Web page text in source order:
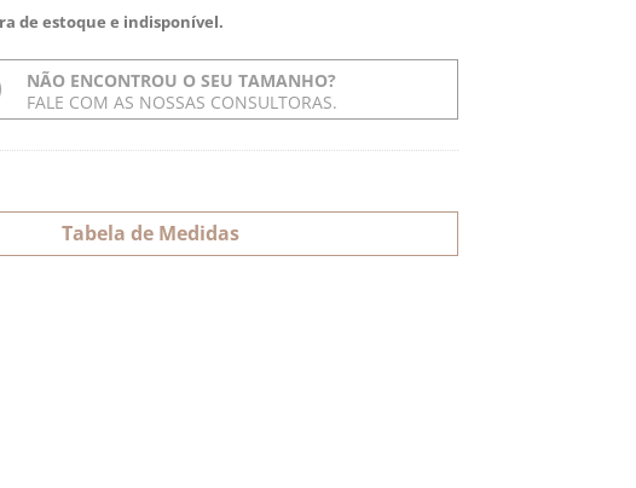
de estoque e indisponível.
NÃO ENCONTROU O SEU TAMANHO?
FALE COM AS NOSSAS CONSULTORAS.
Tabela de Medidas